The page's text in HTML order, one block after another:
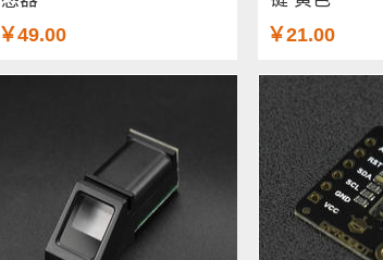
￥49.00 ￥21.00